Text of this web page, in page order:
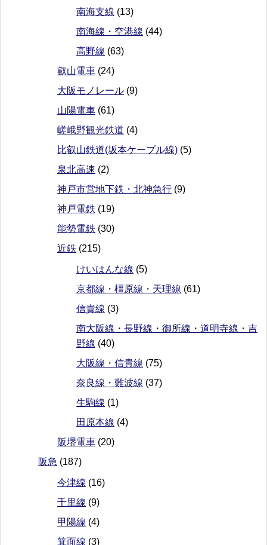
南海支線 (13)
南海線・空港線 (44)
高野線 (63)
叡山電車 (24)
大阪モノレール (9)
山陽電車 (61)
嵯峨野観光鉄道 (4)
比叡山鉄道(坂本ケーブル線) (5)
泉北高速 (2)
神戸市営地下鉄・北神急行 (9)
神戸電鉄 (19)
能勢電鉄 (30)
近鉄 (215)
けいはんな線 (5)
京都線・橿原線・天理線 (61)
信貴線 (3)
南大阪線・長野線・御所線・道明寺線・吉
野線 (40)
大阪線・信貴線 (75)
奈良線・難波線 (37)
生駒線 (1)
田原本線 (4)
阪堺電車 (20)
阪急 (187)
今津線 (16)
千里線 (9)
甲陽線 (4)
箕面線 (3)